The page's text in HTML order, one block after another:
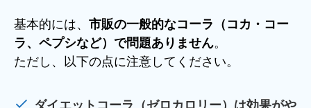
基本的には、 市販の一般的なコーラ（コカ・コー
ラ、ペプシなど）で問題ありません。
ただし、以下の点に注意してください。